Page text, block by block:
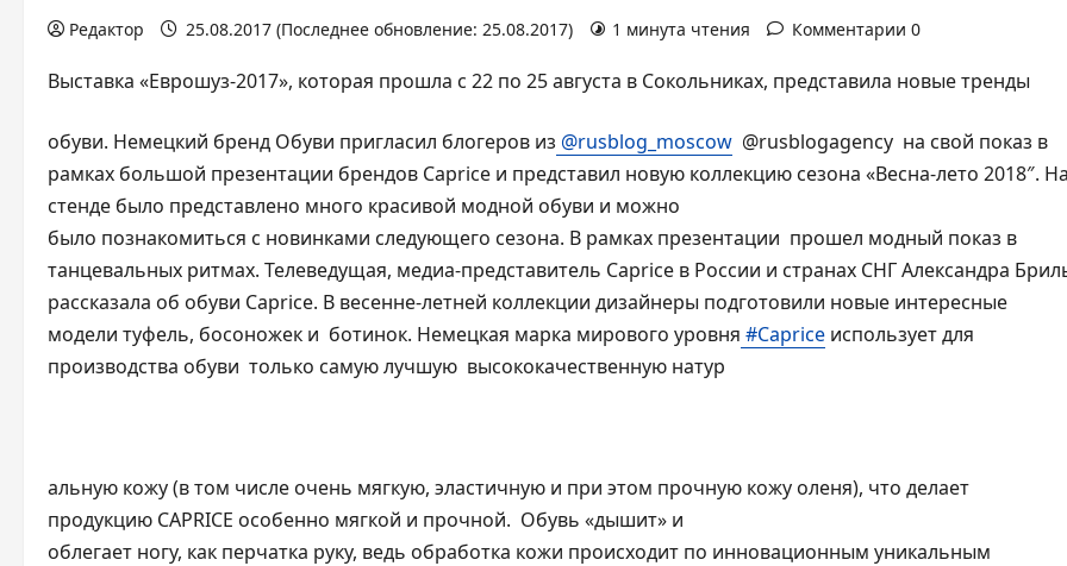
Редактор 25.08.2017 (Последнее обновление: 25.08.2017) 1 минута чтения Комментарии 0
Выставка «Еврошуз-2017», которая прошла с 22 по 25 августа в Сокольниках, представила новые тренды
обуви. Немецкий бренд Обуви пригласил блогеров из @rusblog_moscow @rusblogagency на свой показ в
рамках большой презентации брендов Caprice и представил новую коллекцию сезона «Весна-лето 2018″.
стенде было представлено много красивой модной обуви и можно
было познакомиться с новинками следующего сезона. В рамках презентации прошел модный показ в
танцевальных ритмах. Телеведущая, медиа-представитель Caprice в России и странах СНГ Александра
рассказала об обуви Caprice. В весенне-летней коллекции дизайнеры подготовили новые интересные
модели туфель, босоножек и ботинок. Немецкая марка мирового уровня #Caprice использует для
производства обуви только самую лучшую высококачественную натур
альную кожу (в том числе очень мягкую, эластичную и при этом прочную кожу оленя), что делает
продукцию CAPRICE особенно мягкой и прочной. Обувь «дышит» и
облегает ногу, как перчатка руку, ведь обработка кожи происходит по инновационным уникальным